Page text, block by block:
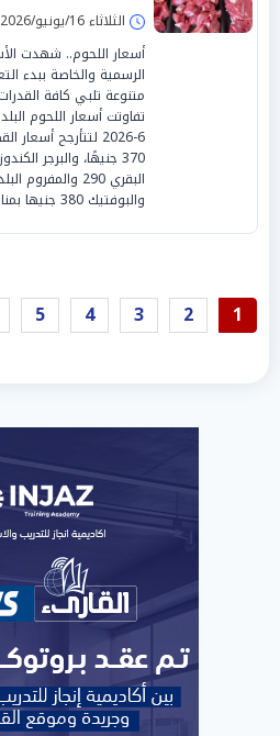
الثلاثاء 16/يونيو/2026 - 08:30 ص
أسعار اللحوم.. شهدت
الرسمية والخاصة ببدء
متنوعة تلبي كافة
والبوفتيك 380 جنيها بمنافذ وزارة الزراعة
1
2
3
4
5